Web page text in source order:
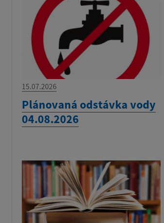
15.07.2026
Plánovaná odstávka vody
04.08.2026